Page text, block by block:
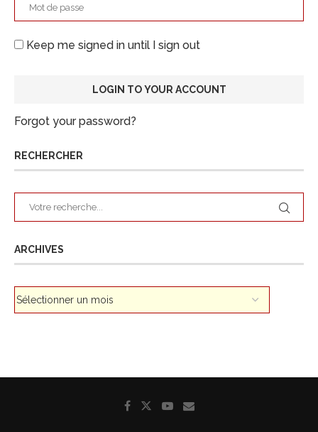
Keep me signed in until I sign out
Forgot your password?
RECHERCHER
ARCHIVES